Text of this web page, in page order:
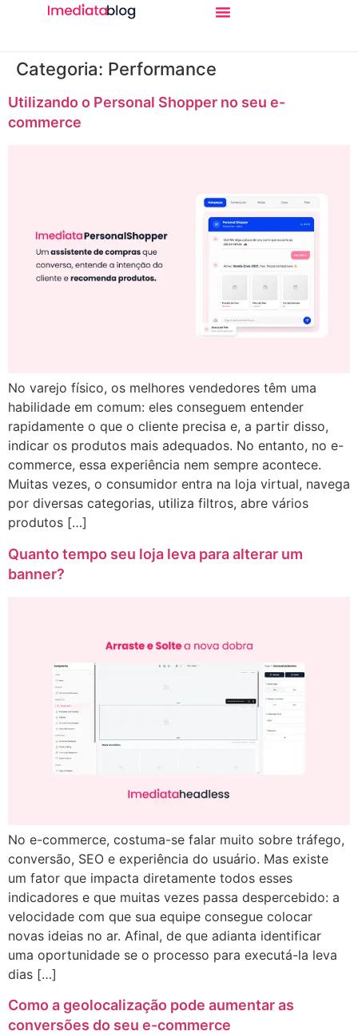
Categoria: Performance
Utilizando o Personal Shopper no seu e-
commerce
No varejo físico, os melhores vendedores têm uma
habilidade em comum: eles conseguem entender
rapidamente o que o cliente precisa e, a partir disso,
indicar os produtos mais adequados. No entanto, no e-
commerce, essa experiência nem sempre acontece.
Muitas vezes, o consumidor entra na loja virtual, navega
por diversas categorias, utiliza filtros, abre vários
produtos […]
Quanto tempo seu loja leva para alterar um
banner?
No e-commerce, costuma-se falar muito sobre tráfego,
conversão, SEO e experiência do usuário. Mas existe
um fator que impacta diretamente todos esses
indicadores e que muitas vezes passa despercebido: a
velocidade com que sua equipe consegue colocar
novas ideias no ar. Afinal, de que adianta identificar
uma oportunidade se o processo para executá-la leva
dias […]
Como a geolocalização pode aumentar as
conversões do seu e-commerce